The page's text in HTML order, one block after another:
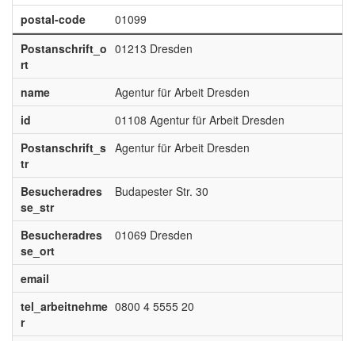
postal-code
01099
Postanschrift_o
rt
01213 Dresden
name
Agentur für Arbeit Dresden
id
01108 Agentur für Arbeit Dresden
Postanschrift_s
tr
Agentur für Arbeit Dresden
Besucheradres
se_str
Budapester Str. 30
Besucheradres
se_ort
01069 Dresden
email
tel_arbeitnehme
r
0800 4 5555 20